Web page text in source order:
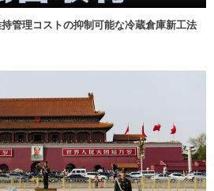
持管理コストの抑制可能な冷蔵倉庫新工法